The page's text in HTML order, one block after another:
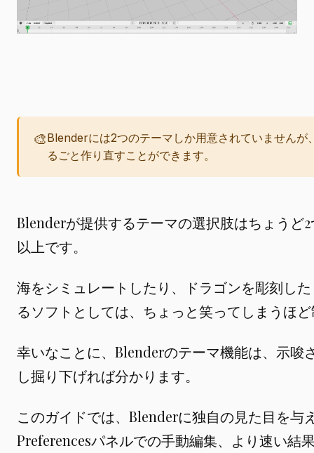
🎨Blenderには2つのテーマしか用意されていませんが
るごと作り直すことができます。
Blenderが提供するテーマの選択肢はちょうど
以上です。
海をシミュレートしたり、ドラゴンを彫刻し
るソフトとしては、ちょっと笑ってしまうほ
幸いなことに、Blenderのテーマ機能は、示唆
し掘り下げれば分かります。
このガイドでは、Blenderに独自の見た目を与
Preferencesパネルでの手動編集、より速い結